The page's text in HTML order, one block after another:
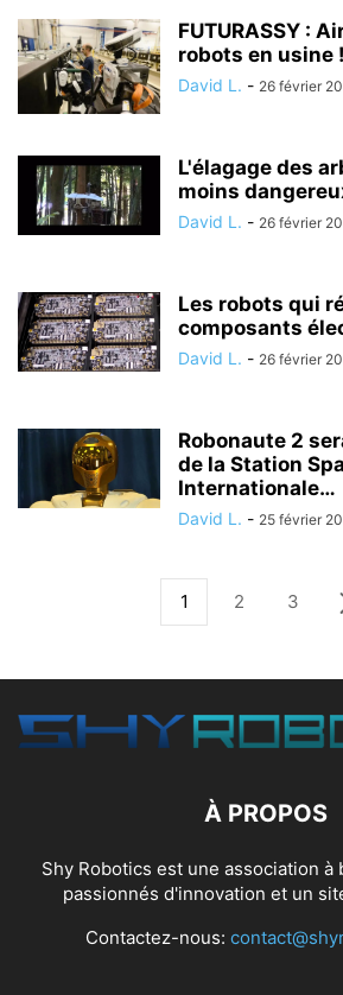
FUTURASSY :
robots en usine !
David L. - 26 février
L'élagage des
moins
David L. - 26 février
Les robots qui
composants
David L. - 26 février
Robonaute 2
de la Station
Internationale…
David L. - 25 février
1 2 3
À PROPOS
Shy Robotics est une association à
passionnés d'innovation et un
Contactez-nous: